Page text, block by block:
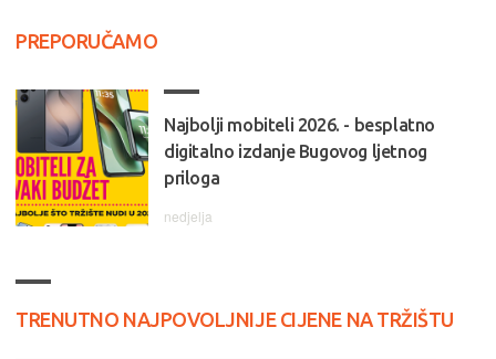
PREPORUČAMO
Najbolji mobiteli 2026. - besplatno
digitalno izdanje Bugovog ljetnog
priloga
nedjelja
TRENUTNO NAJPOVOLJNIJE CIJENE NA TRŽIŠTU